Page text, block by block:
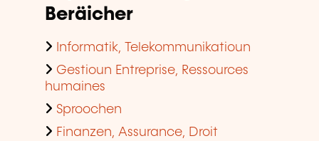
Beräicher
Informatik, Telekommunikatioun
Gestioun Entreprise, Ressources
humaines
Sproochen
Finanzen, Assurance, Droit